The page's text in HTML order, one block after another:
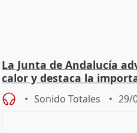
La Junta de Andalucía
calor y destaca la
Sonido Totales 29/